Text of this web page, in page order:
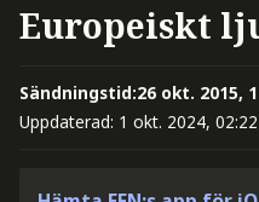
Europeiskt
Sändningstid:26 okt. 2015,
Uppdaterad: 1 okt. 2024, 02:22